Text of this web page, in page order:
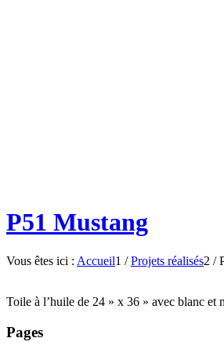
P51 Mustang
Vous êtes ici : Accueil1 / Projets réalisés2 /
Toile à l’huile de 24 » x 36 » avec blanc et
Pages